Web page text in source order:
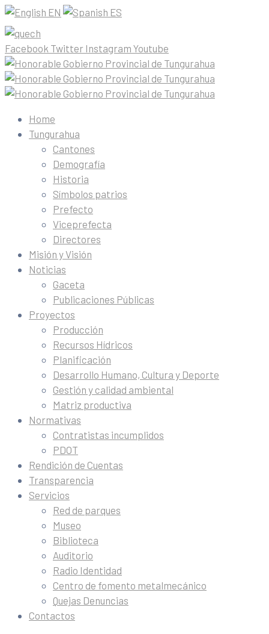
EN ES
Facebook Twitter Instagram Youtube
Home
Tungurahua
Cantones
Demografía
Historia
Símbolos patrios
Prefecto
Viceprefecta
Directores
Misión y Visión
Noticias
Gaceta
Publicaciones Públicas
Proyectos
Producción
Recursos Hídricos
Planificación
Desarrollo Humano, Cultura y Deporte
Gestión y calidad ambiental
Matriz productiva
Normativas
Contratistas incumplidos
PDOT
Rendición de Cuentas
Transparencia
Servicios
Red de parques
Museo
Biblioteca
Auditorio
Radio Identidad
Centro de fomento metalmecánico
Quejas Denuncias
Contactos